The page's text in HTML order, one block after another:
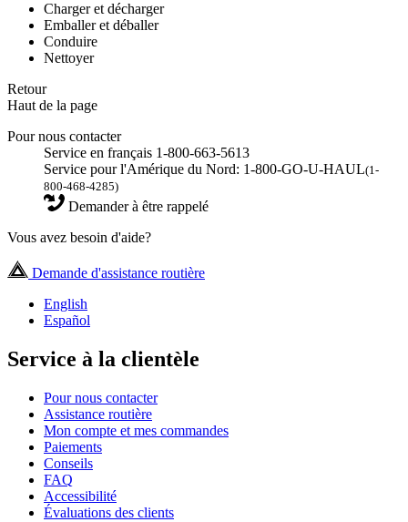
Charger et décharger
Emballer et déballer
Conduire
Nettoyer
Retour
Haut de la page
Pour nous contacter
Service en français 1-800-663-5613
Service pour l'Amérique du Nord: 1-800-GO-U-HAUL(1-
800-468-4285)
Demander à être rappelé
Vous avez besoin d'aide?
Demande d'assistance routière
English
Español
Service à la clientèle
Pour nous contacter
Assistance routière
Mon compte et mes commandes
Paiements
Conseils
FAQ
Accessibilité
Évaluations des clients